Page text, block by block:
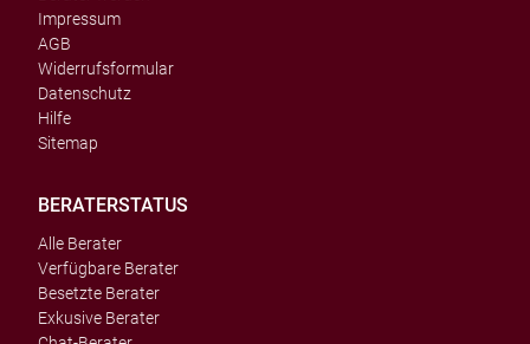
Impressum
AGB
Widerrufsformular
Datenschutz
Hilfe
Sitemap
BERATERSTATUS
Alle Berater
Verfügbare Berater
Besetzte Berater
Exkusive Berater